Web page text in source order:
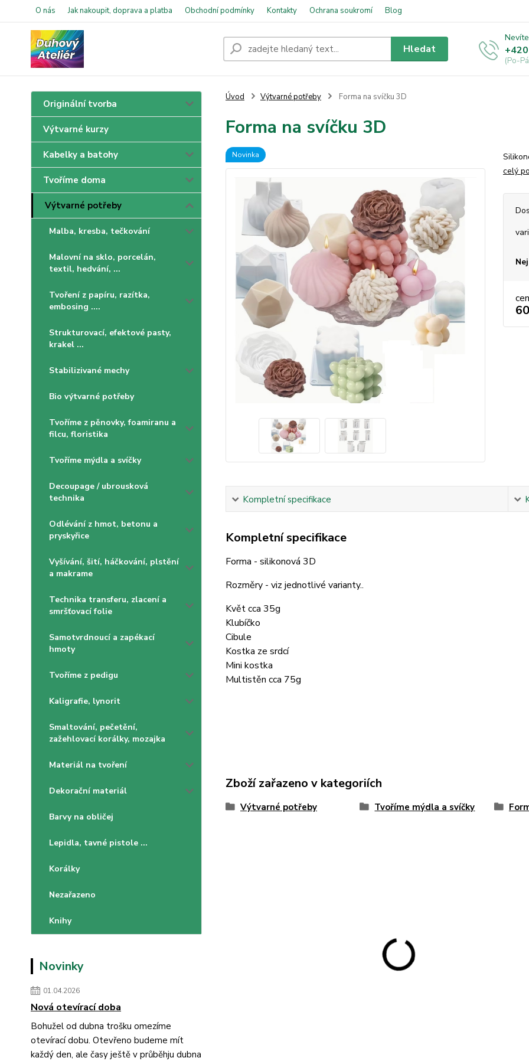
O nás Jak nakoupit, doprava a platba Obchodní podmínky Kontakty Ochrana soukromí Blog
Hledat
(Po-
Originální tvorba
Výtvarné kurzy
Kabelky a batohy
Tvoříme doma
Výtvarné potřeby
Malba, kresba, tečkování
Malovní na sklo, porcelán,
textil, hedvání, ...
Tvoření z papíru, razítka,
embosing ....
Strukturovací, efektové pasty,
krakel ...
Stabilizivané mechy
Bio výtvarné potřeby
Tvoříme z pěnovky, foamiranu a
filcu, floristika
Tvoříme mýdla a svíčky
Decoupage / ubrousková
technika
Odlévání z hmot, betonu a
pryskyřice
Vyšívání, šití, háčkování, plstění
a makrame
Technika transferu, zlacení a
smršťovací folie
Samotvrdnoucí a zapékací
hmoty
Tvoříme z pedigu
Kaligrafie, lynorit
Smaltování, pečetění,
zažehlovací korálky, mozajka
Materiál na tvoření
Dekorační materiál
Barvy na obličej
Lepidla, tavné pistole ...
Korálky
Nezařazeno
Knihy
Novinky
01.04.2026
Nová otevírací doba
Bohužel od dubna trošku omezíme
otevírací dobu. Otevřeno budeme mít
každý den, ale časy ještě v průběhju dubna
Úvod Výtvarné potřeby Forma na svíčku 3D
Forma na svíčku 3D
Novinka
celý
Kompletní specifikace
Kompletní specifikace
Forma - silikonová 3D
Rozměry - viz jednotlivé varianty..
Květ cca 35g
Klubíčko
Cibule
Kostka ze srdcí
Mini kostka
Multistěn cca 75g
Zboží zařazeno v kategoriích
Výtvarné potřeby Tvoříme mýdla a svíčky